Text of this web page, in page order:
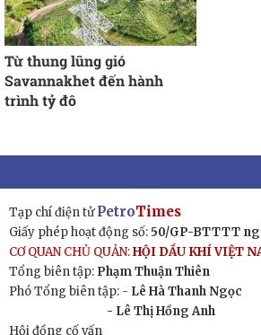
Từ thung lũng gió
Savannakhet đến hành
trình tỷ đô
Tạp chí điện tửPetroTimes
Giấy phép hoạt động số: 50/GP-BTTTT
CƠ QUAN CHỦ QUẢN:HỘI DẦU KHÍ VIỆT
Tổng biên tập: Phạm Thuận Thiên
Phó Tổng biên tập: - Lê Hà Thanh Ngọc
- Lê Thị Hồng Anh
Hội đồng cố vấn